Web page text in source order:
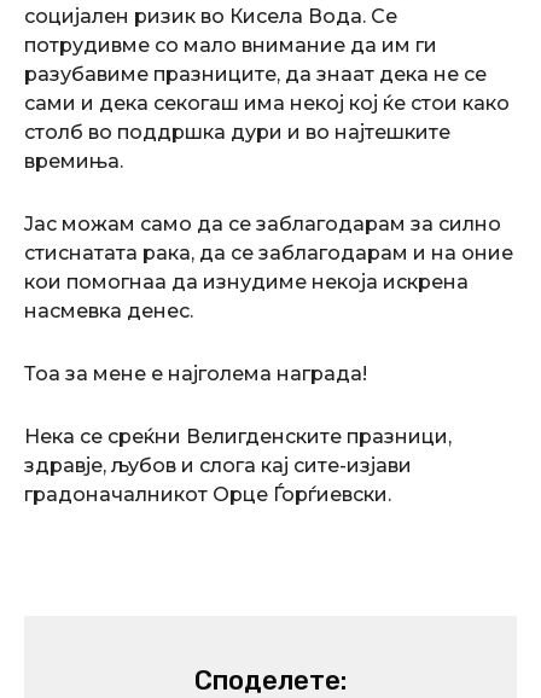
социјален ризик во Кисела Вода. Се
потрудивме со мало внимание да им ги
разубавиме празниците, да знаат дека не се
сами и дека секогаш има некој кој ќе стои како
столб во поддршка дури и во најтешките
времиња.
Јас можам само да се заблагодарам за силно
стиснатата рака, да се заблагодарам и на оние
кои помогнаа да изнудиме некоја искрена
насмевка денес.
Тоа за мене е најголема награда!
Нека се среќни Велигденските празници,
здравје, љубов и слога кај сите-изјави
градоначалникот Орце Ѓорѓиевски.
Споделете: